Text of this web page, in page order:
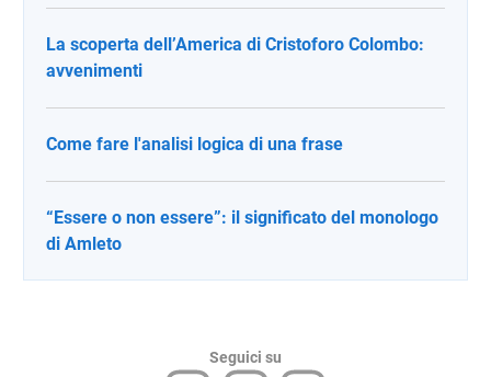
La scoperta dell’America di Cristoforo Colombo:
avvenimenti
Come fare l'analisi logica di una frase
“Essere o non essere”: il significato del monologo
di Amleto
Seguici su